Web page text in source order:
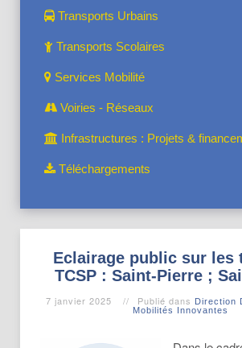
Transports Urbains
Transports Scolaires
Services Mobilité
Voiries - Réseaux
Infrastructures : Projets &
Téléchargements
Eclairage public sur les
TCSP : Saint-Pierre ;
7 janvier 2025 Publié dans Direction
Mobilités Innovantes